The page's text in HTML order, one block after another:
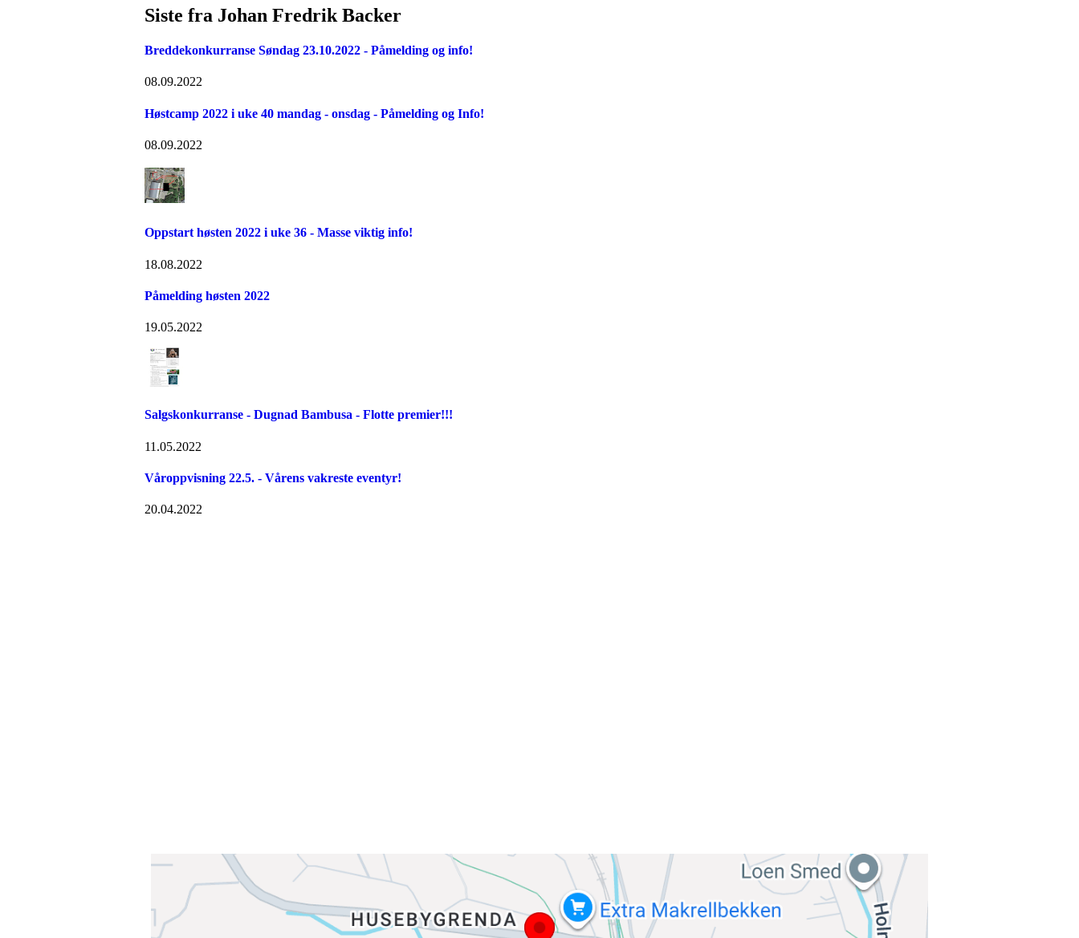
Siste fra Johan Fredrik Backer
Breddekonkurranse Søndag 23.10.2022 - Påmelding og info!
08.09.2022
Høstcamp 2022 i uke 40 mandag - onsdag - Påmelding og Info!
08.09.2022
Oppstart høsten 2022 i uke 36 - Masse viktig info!
18.08.2022
Påmelding høsten 2022
19.05.2022
Salgskonkurranse - Dugnad Bambusa - Flotte premier!!!
11.05.2022
Våroppvisning 22.5. - Vårens vakreste eventyr!
20.04.2022